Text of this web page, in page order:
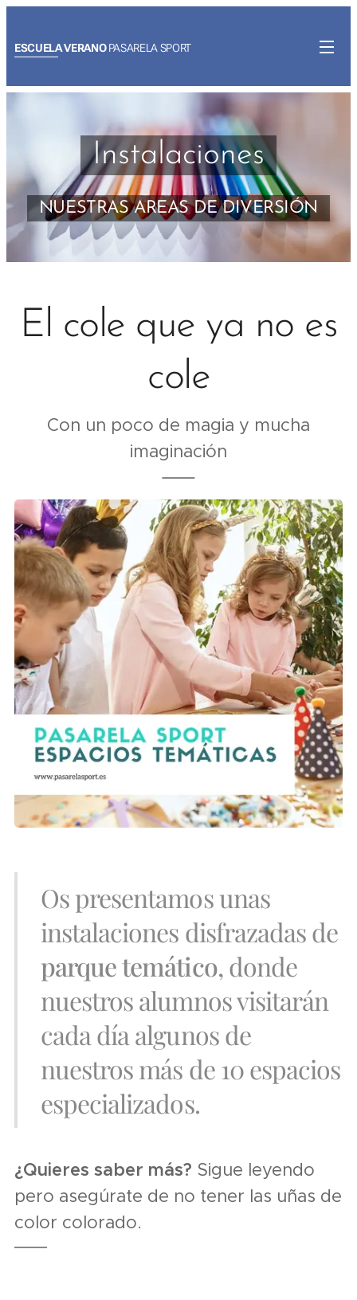
ESCUELA VERANOPASARELA SPORT
Instalaciones
NUESTRAS AREAS DE DIVERSIÓN
El cole que ya no es
cole
Con un poco de magia y mucha
imaginación
Os presentamos unas
instalaciones disfrazadas de
parque temático, donde
nuestros alumnos visitarán
cada día algunos de
nuestros más de 10 espacios
especializados.
¿Quieres saber más? Sigue leyendo
pero asegúrate de no tener las uñas de
color colorado.